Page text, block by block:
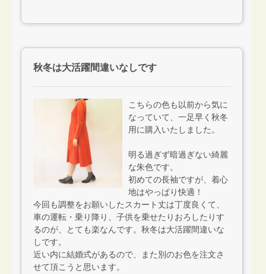
秋冬は大活躍間違いなしです
こちらの色も以前から気に
なっていて、一足早く秋冬
用に購入いたしました。
明る過ぎず暗過ぎない綺麗
な朱色です。
初めての長袖ですが、着心
地はやっぱり快適！
今回も調整をお願いしたスカート丈は丁度良くて、
車の運転・乗り降り、子供を乗せたりおろしたりす
るのが、とても楽なんです。秋冬は大活躍間違いな
しです。
近い内に結婚式があるので、また別のお色を注文さ
せて頂こうと思います。